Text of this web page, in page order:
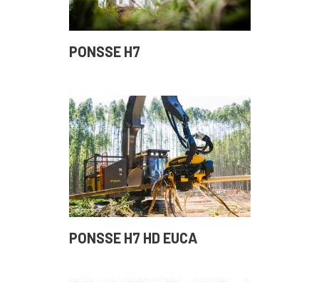
PONSSE H7
PONSSE H7 HD EUCA